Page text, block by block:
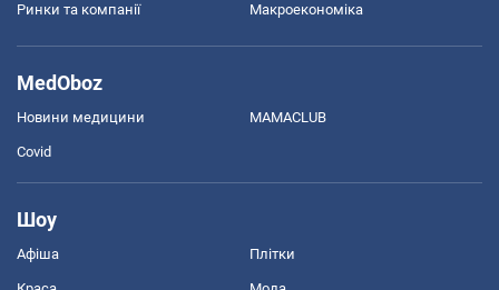
Ринки та компанії Макроекономіка
MedOboz
Новини медицини MAMACLUB
Covid
Шоу
Афіша Плітки